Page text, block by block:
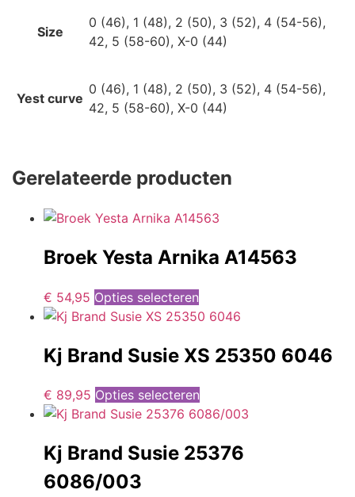
Size
0 (46), 1 (48), 2 (50), 3 (52), 4 (54-56),
42, 5 (58-60), X-0 (44)
Yest curve
0 (46), 1 (48), 2 (50), 3 (52), 4 (54-56),
42, 5 (58-60), X-0 (44)
Gerelateerde producten
Broek Yesta Arnika A14563
€ 54,95 Opties selecteren
Kj Brand Susie XS 25350 6046
€ 89,95 Opties selecteren
Kj Brand Susie 25376
6086/003